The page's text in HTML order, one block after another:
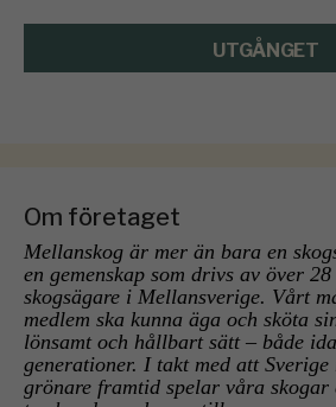
UTGÅNGET
Om företaget
Mellanskog är mer än bara en
en gemenskap som drivs av över
skogsägare i Mellansverige. Vårt
medlem ska kunna äga och sköta
lönsamt och hållbart sätt – både
generationer. I takt med att
grönare framtid spelar våra